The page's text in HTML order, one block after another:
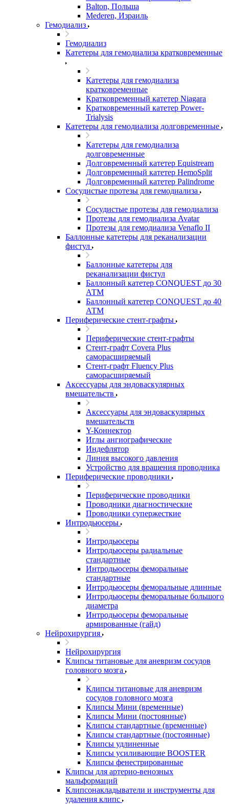
Balton, Польша
Mederen, Израиль
Гемодиализ
Гемодиализ
Катетеры для гемодиализа кратковременные
Катетеры для гемодиализа
кратковременные
Кратковременный катетер Niagara
Кратковременный катетер Power-
Trialysis
Катетеры для гемодиализа долговременные
Катетеры для гемодиализа
долговременные
Долговременный катетер Equistream
Долговременный катетер HemoSplit
Долговременный катетер Palindrome
Сосудистые протезы для гемодиализа
Сосудистые протезы для гемодиализа
Протезы для гемодиализа Avatar
Протезы для гемодиализа Venaflo II
Баллонные катетеры для реканализации
фистул
Баллонные катетеры для
реканализации фистул
Баллонный катетер CONQUEST до 30
АТМ
Баллонный катетер CONQUEST до 40
АТМ
Периферические стент-графты
Периферические стент-графты
Стент-графт Covera Plus
саморасширяемый
Стент-графт Fluency Plus
саморасширяемый
Аксессуары для эндоваскулярных
вмешательств
Аксессуары для эндоваскулярных
вмешательств
Y-Коннектор
Иглы ангиографические
Индефлятор
Линия высокого давления
Устройство для вращения проводника
Периферические проводники
Периферические проводники
Проводники диагностические
Проводники супержесткие
Интродьюсеры
Интродьюсеры
Интродьюсеры радиальные
стандартные
Интродьюсеры феморальные
стандартные
Интродьюсеры феморальные длинные
Интродьюсеры феморальные большого
диаметра
Интродьюсеры феморальные
армированные (гайд)
Нейрохирургия
Нейрохирургия
Клипсы титановые для аневризм сосудов
головного мозга
Клипсы титановые для аневризм
сосудов головного мозга
Клипсы Мини (временные)
Клипсы Мини (постоянные)
Клипсы стандартные (временные)
Клипсы стандартные (постоянные)
Клипсы удлиненные
Клипсы усиливающие BOOSTER
Клипсы фенестрированные
Клипсы для артерио-венозных
мальформаций
Клипсонакладыватели и инструменты для
удаления клипс